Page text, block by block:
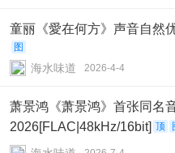
童丽《愛在何方》声音自然
图
海水味道 2026-4-4
萧景鸿《萧景鸿》首张同名
2026[FLAC|48kHz/16bit] 顶